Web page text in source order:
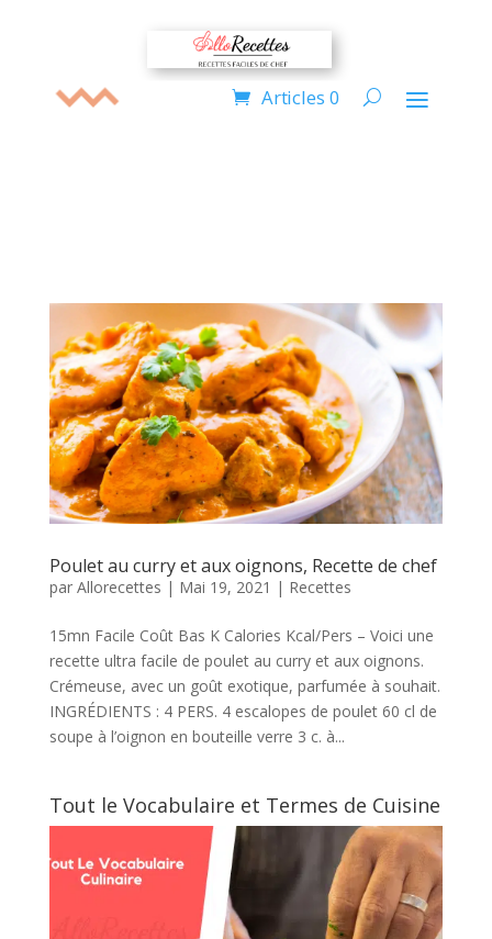
Articles 0
Poulet au curry et aux oignons, Recette de chef
par Allorecettes | Mai 19, 2021 | Recettes
15mn Facile Coût Bas K Calories Kcal/Pers – Voici une
recette ultra facile de poulet au curry et aux oignons.
Crémeuse, avec un goût exotique, parfumée à souhait.
INGRÉDIENTS : 4 PERS. 4 escalopes de poulet 60 cl de
soupe à l’oignon en bouteille verre 3 c. à...
Tout le Vocabulaire et Termes de Cuisine